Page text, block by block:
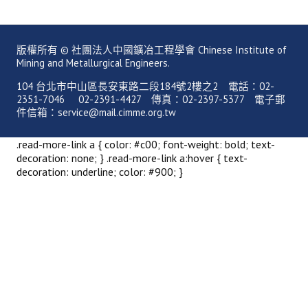
版權所有 © 社團法人中國鑛冶工程學會 Chinese Institute of
Mining and Metallurgical Engineers.
104 台北市中山區長安東路二段184號2樓之2 電話：02-
2351-7046 02-2391-4427 傳真：02-2397-5377 電子郵
件信箱：service@mail.cimme.org.tw
.read-more-link a { color: #c00; font-weight: bold; text-
decoration: none; } .read-more-link a:hover { text-
decoration: underline; color: #900; }